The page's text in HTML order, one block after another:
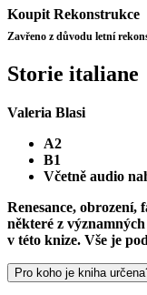
Koupit Rekonstrukce
Zavřeno z důvodu letní
Storie italiane
Valeria Blasi
A2
B1
Včetně audio
Renesance, obrození,
některé z
v této knize. Vše je
Pro koho je kniha